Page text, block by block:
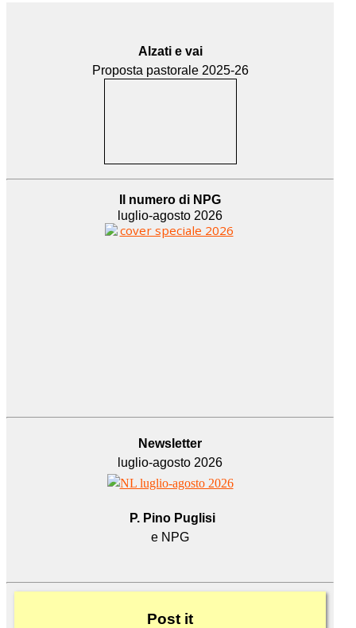
Alzati e vai
Proposta pastorale 2025-26
Il numero di NPG
luglio-agosto 2026
Newsletter
luglio-agosto 2026
P. Pino Puglisi
e NPG
Post it